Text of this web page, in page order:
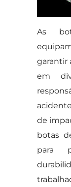
As
garantir
em
de
botas
para